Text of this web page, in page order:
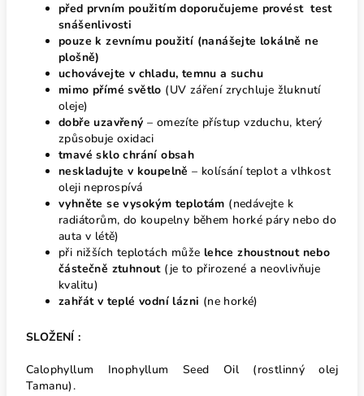
před prvním použitím doporučujeme provést test
snášenlivosti
pouze k zevnímu použití (nanášejte lokálně ne
plošně)
uchovávejte v chladu, temnu a suchu
mimo přímé světlo (UV záření zrychluje žluknutí
oleje)
dobře uzavřený – omezíte přístup vzduchu, který
způsobuje oxidaci
tmavé sklo chrání obsah
neskladujte v koupelně – kolísání teplot a vlhkost
oleji neprospívá
vyhněte se vysokým teplotám (nedávejte k
radiátorům, do koupelny během horké páry nebo do
auta v létě)
při nižších teplotách může lehce zhoustnout nebo
částečně ztuhnout (je to přirozené a neovlivňuje
kvalitu)
zahřát v teplé vodní lázni (ne horké)
SLOŽENÍ :
Calophyllum Inophyllum Seed Oil (rostlinný olej
Tamanu).